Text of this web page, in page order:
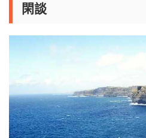
閑談